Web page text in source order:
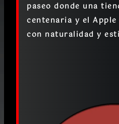
paseo donde una
centenaria y el
con naturalidad y